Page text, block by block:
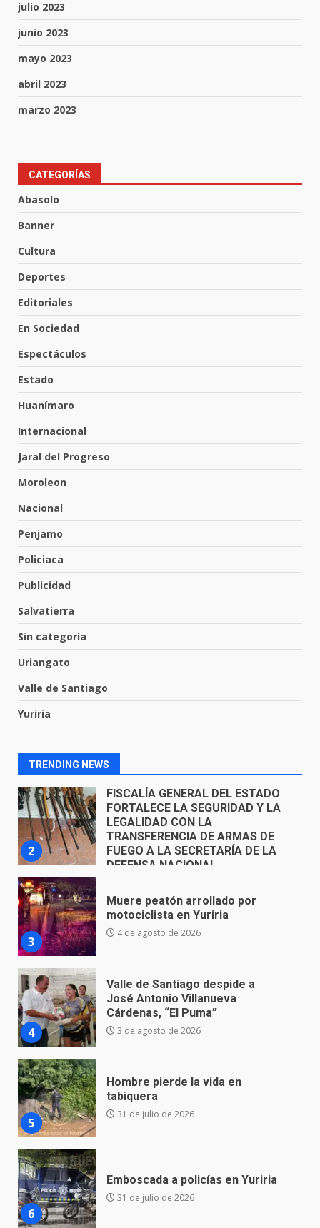
julio 2023
junio 2023
mayo 2023
abril 2023
marzo 2023
CATEGORÍAS
Abasolo
Banner
Cultura
Deportes
Editoriales
En Sociedad
Espectáculos
Estado
Huanímaro
Internacional
Jaral del Progreso
Moroleon
Nacional
Penjamo
Policiaca
Publicidad
Salvatierra
Sin categoría
Uriangato
Valle de Santiago
Yuriria
TRENDING NEWS
3
4
Cárdenas, “El Puma”
5
tabiquera
6
Emboscada a policías en Yuriria
31 de julio de 2026
7
30 de julio de 2026
1
El Pbro. Mario Alberto Pérez
parroquia de Guarapo
2
FISCALÍA GENERAL DEL ESTADO
FUEGO A LA SECRETARÍA DE LA
DEFENSA NACIONAL
5 de agosto de 2026
3
Muere peatón arrollado por
motociclista en Yuriria
4 de agosto de 2026
4
Valle de Santiago despide a
José Antonio Villanueva
Cárdenas, “El Puma”
3 de agosto de 2026
5
Hombre pierde la vida en
tabiquera
6
Emboscada a policías en Yuriria
7
Envía Gobierno de la Gente más
de 77 mil
30 de julio de 2026